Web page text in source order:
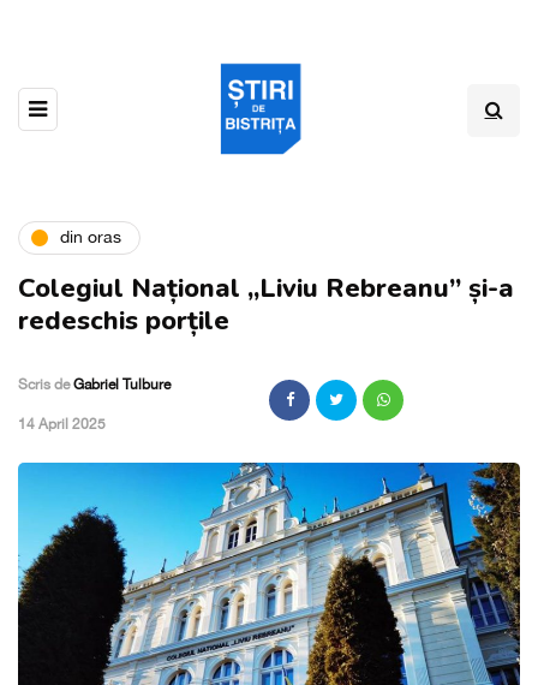
din oras
Colegiul Național „Liviu Rebreanu” și-a
redeschis porțile
Scris deGabriel Tulbure
,14 April 2025